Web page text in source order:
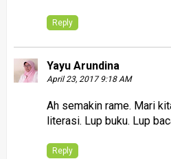
Reply
Yayu Arundina
April 23, 2017 9:18 AM
Ah semakin rame. Mari
literasi. Lup buku. Lup
Reply